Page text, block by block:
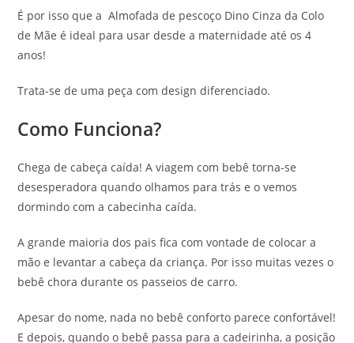
É por isso que a Almofada de pescoço Dino Cinza da Colo
de Mãe é ideal para usar desde a maternidade até os 4
anos!
Trata-se de uma peça com design diferenciado.
Como Funciona?
Chega de cabeça caída! A viagem com bebê torna-se
desesperadora quando olhamos para trás e o vemos
dormindo com a cabecinha caída.
A grande maioria dos pais fica com vontade de colocar a
mão e levantar a cabeça da criança. Por isso muitas vezes o
bebê chora durante os passeios de carro.
Apesar do nome, nada no bebê conforto parece confortável!
E depois, quando o bebê passa para a cadeirinha, a posição